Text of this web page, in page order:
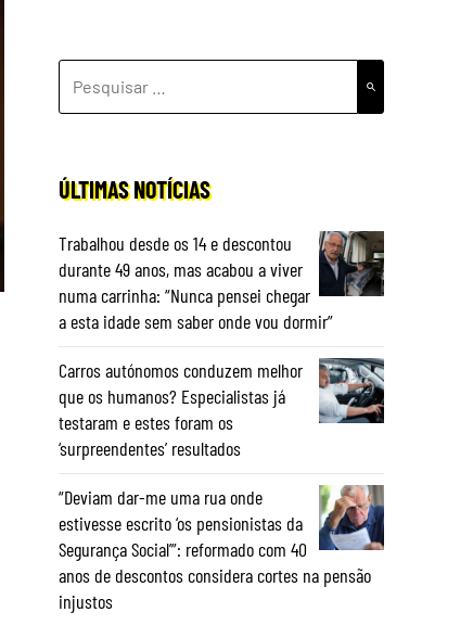
POR:
ÚLTIMAS NOTÍCIAS
Trabalhou desde os 14 e descontou
durante 49 anos, mas acabou a viver
numa carrinha: “Nunca pensei chegar
a esta idade sem saber onde vou dormir”
Carros autónomos conduzem melhor
que os humanos? Especialistas já
testaram e estes foram os
‘surpreendentes’ resultados
“Deviam dar-me uma rua onde
estivesse escrito ‘os pensionistas da
Segurança Social’”: reformado com 40
anos de descontos considera cortes na pensão
injustos